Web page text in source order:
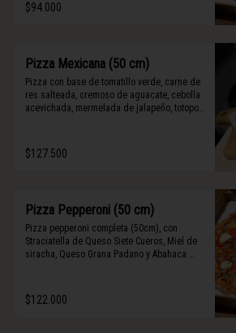
$94.000
Pizza Mexicana (50 cm)
Pizza con base de tomatillo verde, carne de
res salteada, cremoso de aguacate, cebolla
acevichada, mermelada de jalapeño, totopos
$127.500
Pizza Pepperoni (50 cm)
Pizza pepperoni completa (50cm), con
Straciatella de Queso Siete Cueros, Miel de
siracha, Queso Grana Padano y Abahaca
$122.000